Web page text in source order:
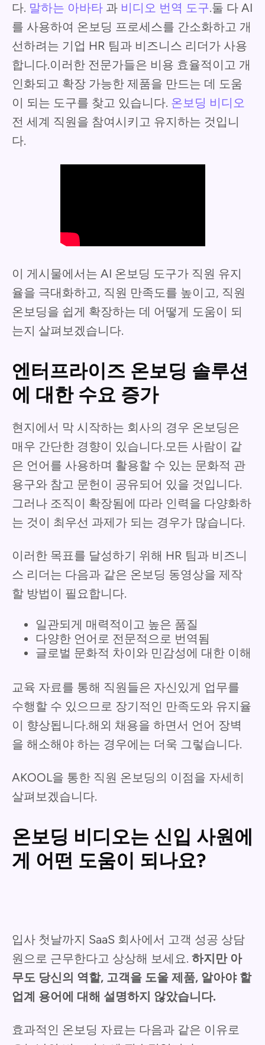
다. 말하는 아바타 과 비디오 번역 도구.둘 다 AI
를 사용하여 온보딩 프로세스를 간소화하고 개
선하려는 기업 HR 팀과 비즈니스 리더가 사용
합니다.이러한 전문가들은 비용 효율적이고 개
인화되고 확장 가능한 제품을 만드는 데 도움
이 되는 도구를 찾고 있습니다. 온보딩 비디오
전 세계 직원을 참여시키고 유지하는 것입니
다.
이 게시물에서는 AI 온보딩 도구가 직원 유지
율을 극대화하고, 직원 만족도를 높이고, 직원
온보딩을 쉽게 확장하는 데 어떻게 도움이 되
는지 살펴보겠습니다.
엔터프라이즈 온보딩 솔루션
에 대한 수요 증가
현지에서 막 시작하는 회사의 경우 온보딩은
매우 간단한 경향이 있습니다.모든 사람이 같
은 언어를 사용하며 활용할 수 있는 문화적 관
용구와 참고 문헌이 공유되어 있을 것입니다.
그러나 조직이 확장됨에 따라 인력을 다양화하
는 것이 최우선 과제가 되는 경우가 많습니다.
이러한 목표를 달성하기 위해 HR 팀과 비즈니
스 리더는 다음과 같은 온보딩 동영상을 제작
할 방법이 필요합니다.
일관되게 매력적이고 높은 품질
다양한 언어로 전문적으로 번역됨
글로벌 문화적 차이와 민감성에 대한 이해
교육 자료를 통해 직원들은 자신있게 업무를
수행할 수 있으므로 장기적인 만족도와 유지율
이 향상됩니다.해외 채용을 하면서 언어 장벽
을 해소해야 하는 경우에는 더욱 그렇습니다.
AKOOL을 통한 직원 온보딩의 이점을 자세히
살펴보겠습니다.
온보딩 비디오는 신입 사원에
게 어떤 도움이 되나요?
입사 첫날까지 SaaS 회사에서 고객 성공 상담
원으로 근무한다고 상상해 보세요. 하지만 아
무도 당신의 역할, 고객을 도울 제품, 알아야 할
업계 용어에 대해 설명하지 않았습니다.
효과적인 온보딩 자료는 다음과 같은 이유로